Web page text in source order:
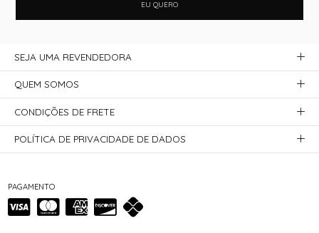
EU QUERO
PAGAMENTO
SEJA UMA REVENDEDORA
QUEM SOMOS
CONDIÇÕES DE FRETE
POLÍTICA DE PRIVACIDADE DE DADOS